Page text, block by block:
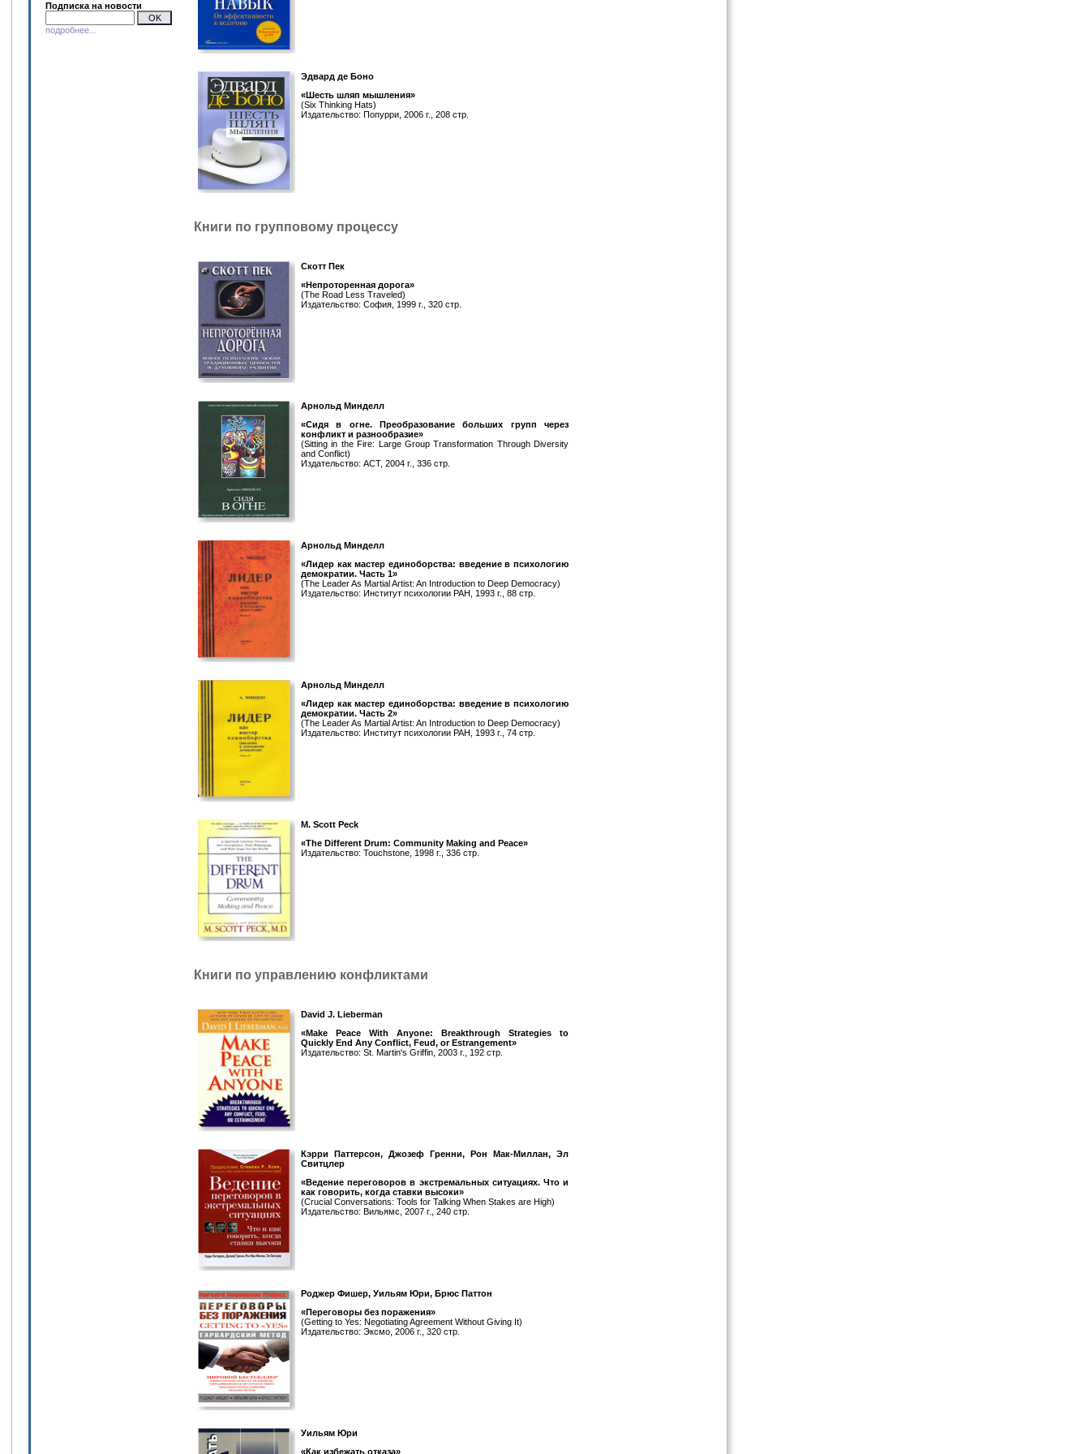
Подписка на новости
подробнее...
Эдвард де Боно
«Шесть шляп мышления»
(Six Thinking Hats)
Издательство: Попурри, 2006 г., 208 стр.
Книги по групповому процессу
Скотт Пек
«Непроторенная дорога»
(The Road Less Traveled)
Издательство: София, 1999 г., 320 стр.
Арнольд Минделл
«Сидя в огне. Преобразование больших групп через
конфликт и разнообразие»
(Sitting in the Fire: Large Group Transformation Through Diversity
and Conflict)
Издательство: АСТ, 2004 г., 336 стр.
Арнольд Минделл
«Лидер как мастер единоборства: введение в психологию
демократии. Часть 1»
(The Leader As Martial Artist: An Introduction to Deep Democracy)
Издательство: Институт психологии РАН, 1993 г., 88 стр.
Арнольд Минделл
«Лидер как мастер единоборства: введение в психологию
демократии. Часть 2»
(The Leader As Martial Artist: An Introduction to Deep Democracy)
Издательство: Институт психологии РАН, 1993 г., 74 стр.
M. Scott Peck
«The Different Drum: Community Making and Peace»
Издательство: Touchstone, 1998 г., 336 стр.
Книги по управлению конфликтами
David J. Lieberman
«Make Peace With Anyone: Breakthrough Strategies to
Quickly End Any Conflict, Feud, or Estrangement»
Издательство: St. Martin's Griffin, 2003 г., 192 стр.
Кэрри Паттерсон, Джозеф Гренни, Рон Мак-Миллан, Эл
Свитцлер
«Ведение переговоров в экстремальных ситуациях. Что и
как говорить, когда ставки высоки»
(Crucial Conversations: Tools for Talking When Stakes are High)
Издательство: Вильямс, 2007 г., 240 стр.
Роджер Фишер, Уильям Юри, Брюс Паттон
«Переговоры без поражения»
(Getting to Yes: Negotiating Agreement Without Giving It)
Издательство: Эксмо, 2006 г., 320 стр.
Уильям Юри
«Как избежать отказа»